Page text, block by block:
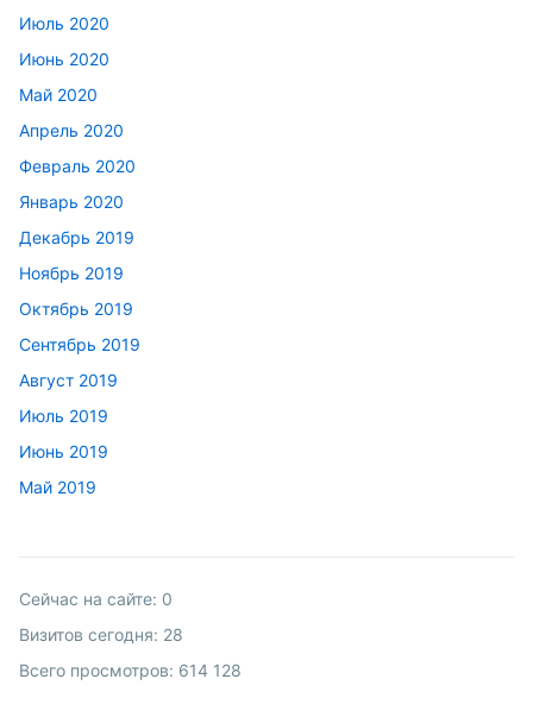
Июль 2020
Июнь 2020
Май 2020
Апрель 2020
Февраль 2020
Январь 2020
Декабрь 2019
Ноябрь 2019
Октябрь 2019
Сентябрь 2019
Август 2019
Июль 2019
Июнь 2019
Май 2019
Сейчас на сайте: 0
Визитов сегодня: 28
Всего просмотров: 614 128